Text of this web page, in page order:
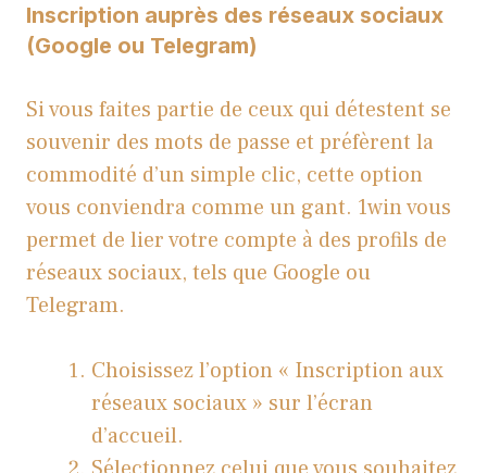
Inscription auprès des réseaux sociaux
(Google ou Telegram)
Si vous faites partie de ceux qui détestent se
souvenir des mots de passe et préfèrent la
commodité d’un simple clic, cette option
vous conviendra comme un gant. 1win vous
permet de lier votre compte à des profils de
réseaux sociaux, tels que Google ou
Telegram.
Choisissez l’option « Inscription aux
réseaux sociaux » sur l’écran
d’accueil.